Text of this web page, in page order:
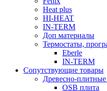
Heat plus
HI-HEAT
IN-TERM
Доп материалы
Термостаты,
Eberle
IN-TERM
Сопутствующие товары
Древесно-
OSB плита